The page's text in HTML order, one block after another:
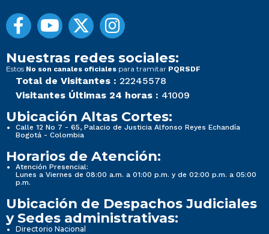
Nuestras redes sociales:
Estos No son canales oficiales para tramitar PQRSDF
Total de Visitantes : 22245578
Visitantes Últimas 24 horas : 41009
Ubicación Altas Cortes:
Calle 12 No 7 - 65, Palacio de Justicia Alfonso Reyes Echandía
Bogotá - Colombia
Horarios de Atención:
Atención Presencial:
Lunes a Viernes de 08:00 a.m. a 01:00 p.m. y de 02:00 p.m. a 05:00
p.m.
Ubicación de Despachos Judiciales
y Sedes administrativas:
Directorio Nacional